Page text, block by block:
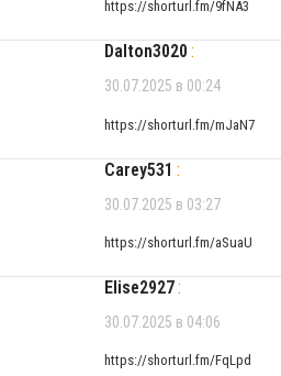
https://shorturl.fm/9fNA3
Dalton3020 :
30.07.2025 в 00:24
https://shorturl.fm/mJaN7
Carey531 :
30.07.2025 в 03:27
https://shorturl.fm/aSuaU
Elise2927:
30.07.2025 в 04:06
https://shorturl.fm/FqLpd